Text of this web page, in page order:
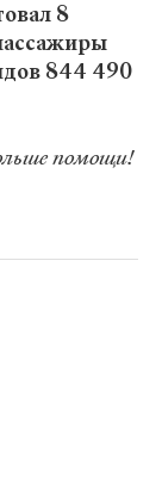
8
844 490
помощи!